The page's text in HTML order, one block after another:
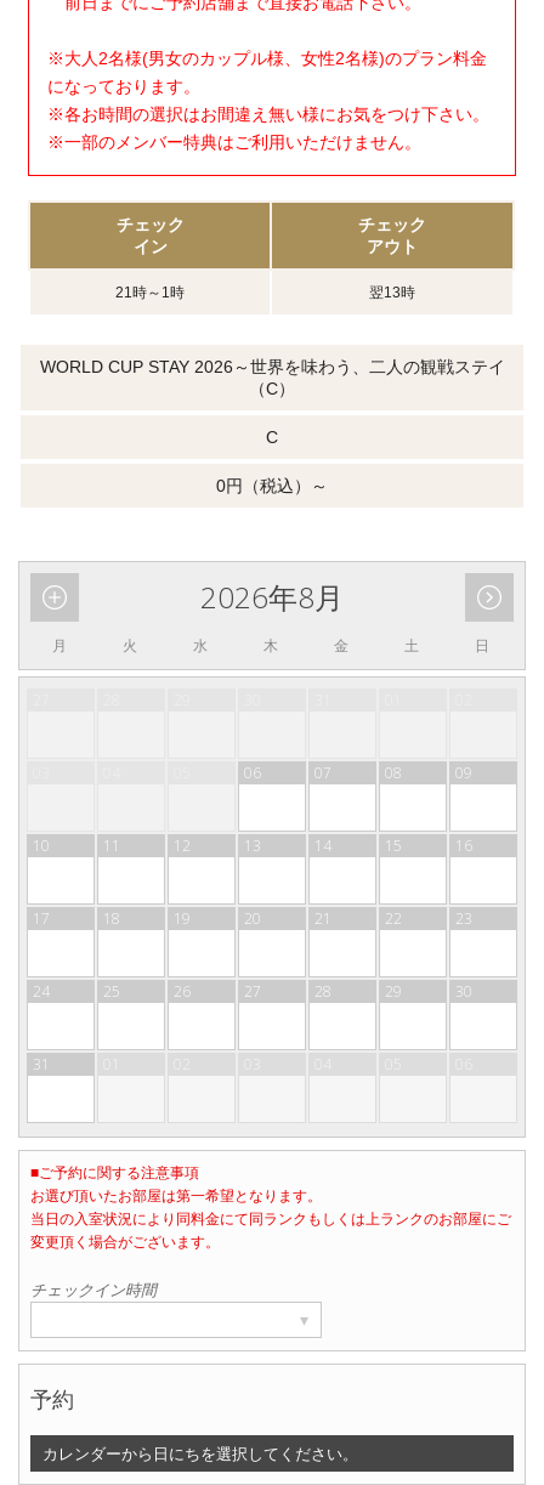
※大人2名様(男女のカップル様、女性2名様)のプラン料金
になっております。
※各お時間の選択はお間違え無い様にお気をつけ下さい。
※一部のメンバー特典はご利用いただけません。
チェック
イン
チェック
アウト
21時～1時 翌13時
WORLD CUP STAY 2026～世界を味わう、二人の観戦ステイ
（C）
C
0円（税込）～
2026年8月
月 火 水 木 金 土 日
06 07 08 09
10 11 12 13 14 15 16
17 18 19 20 21 22 23
24 25 26 27 28 29 30
31
部屋数
1
▾
■ご予約に関する注意事項
お選び頂いたお部屋は第一希望となります。
当日の入室状況により同料金にて同ランクもしくは上ランクのお部屋にご
変更頂く場合がございます。
チェックイン時間
▾
予約
カレンダーから日にちを選択してください。